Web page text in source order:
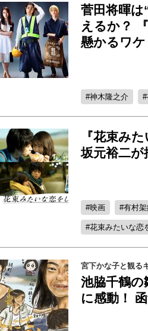
菅田将暉
えるか？
懸かるワケ
神木隆之介
『花束み
坂元裕二
映画 有村
花束みたいな恋
宮下かな子と観る
池脇千鶴の
に感動！